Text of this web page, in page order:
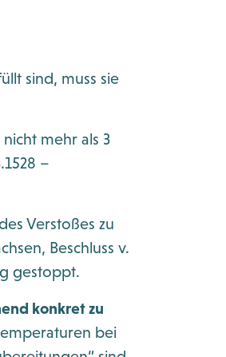
sind, muss sie
mehr als 3
–
Verstoßes zu
Beschluss v.
gestoppt.
konkret zu
bei